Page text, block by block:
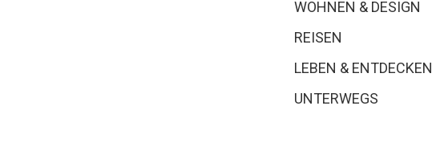
WOHNEN & DESIGN
REISEN
LEBEN & ENTDECKEN
UNTERWEGS